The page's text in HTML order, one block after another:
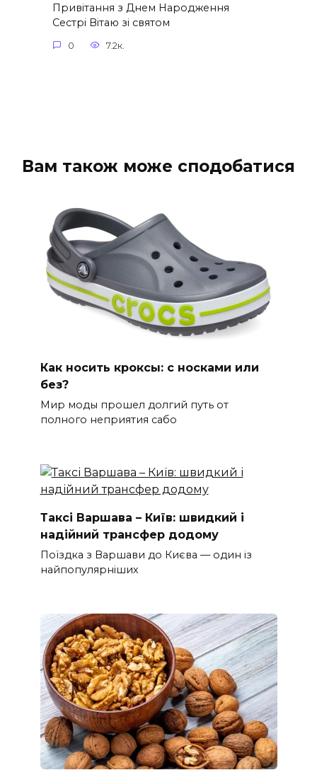
Привітання з Днем Народження
Сестрі Вітаю зі святом
0 7.2к.
Вам також може сподобатися
Как носить кроксы: с носками или
без?
Мир моды прошел долгий путь от
полного неприятия сабо
Таксі Варшава – Київ: швидкий і
надійний трансфер додому
Поїздка з Варшави до Києва — один із
найпопулярніших